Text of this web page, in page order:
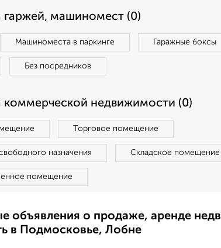
машиномест (0)
Машиноместа в паркинге Гаражные боксы
Без посредников
недвижимости (0)
Торговое помещение
назначения Складское помещение
помещение
объявления о продаже, аренде
в Подмосковье, Лобне